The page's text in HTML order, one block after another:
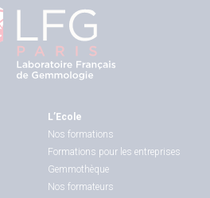
L’Ecole
Nos formations
Formations pour les entreprises
Gemmothèque
Nos formateurs